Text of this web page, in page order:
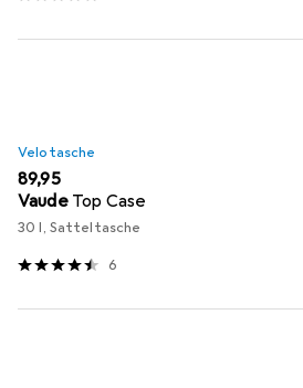
Velotasche
EUR
89,95
Vaude Top Case
30 l, Satteltasche
6